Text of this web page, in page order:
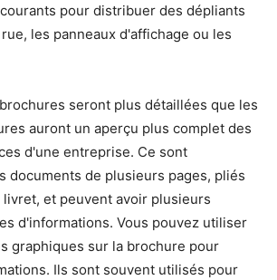
pour distribuer des dépliants
les panneaux d'affichage ou les
seront plus détaillées que les
auront un aperçu plus complet des
d'une entreprise. Ce sont
documents de plusieurs pages, pliés
et peuvent avoir plusieurs
d'informations. Vous pouvez utiliser
graphiques sur la brochure pour
Ils sont souvent utilisés pour